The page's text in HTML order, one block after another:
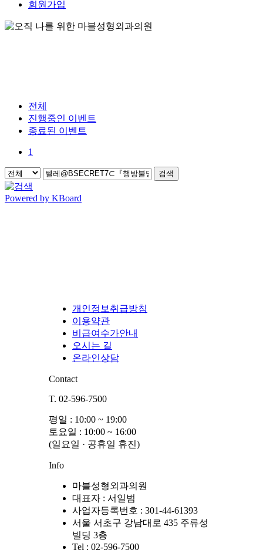
회원가입
전체
진행중인 이벤트
종료된 이벤트
1
검색
Powered by KBoard
개인정보취급방침
이용약관
비급여수가안내
오시는 길
온라인상담
Contact
T. 02-596-7500
평일 : 10:00 ~ 19:00
토요일 : 10:00 ~ 16:00
(일요일 · 공휴일 휴진)
Info
마블성형외과의원
대표자 : 서일범
사업자등록번호 : 301-44-61393
서울 서초구 강남대로 435 주류성
빌딩 3층
Tel : 02-596-7500